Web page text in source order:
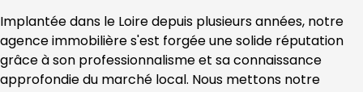
Implantée dans le Loire depuis plusieurs années, notre
agence immobilière s'est forgée une solide réputation
grâce à son professionnalisme et sa connaissance
approfondie du marché local. Nous mettons notre